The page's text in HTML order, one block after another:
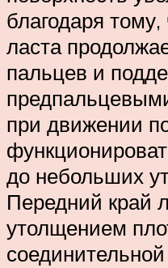
благодаря
ласта
пальцев и
при движении
до небольших
Передний край
утолщением